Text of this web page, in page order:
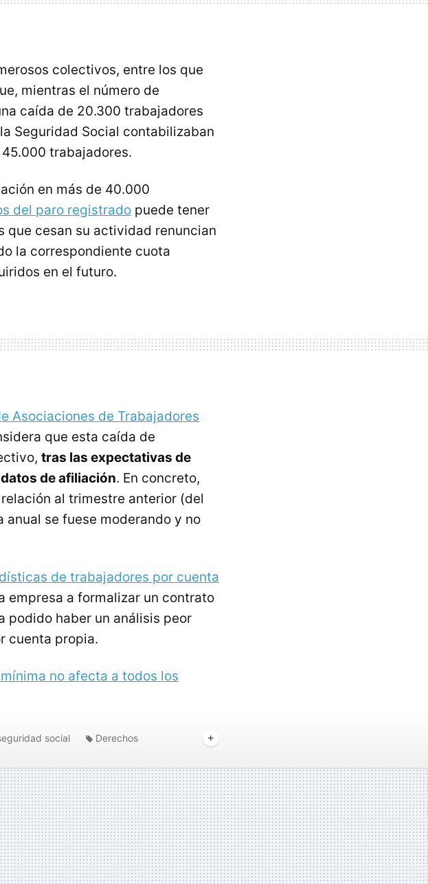
colectivos, entre los que
mientras el número de
caída de 20.300 trabajadores
Seguridad Social contabilizaban
trabajadores.
en más de 40.000
del paro registrado puede tener
que cesan su actividad renuncian
la correspondiente cuota
en el futuro.
Asociaciones de Trabajadores
que esta caída de
tras las expectativas de
de afiliación. En concreto,
al trimestre anterior (del
anual se fuese moderando y no
de trabajadores por cuenta
empresa a formalizar un contrato
podido haber un análisis peor
cuenta propia.
no afecta a todos los
social
Derechos